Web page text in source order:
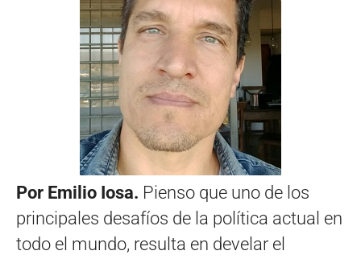
Por Emilio Iosa. Pienso que uno de los
principales desafíos de la política actual en
todo el mundo, resulta en develar el